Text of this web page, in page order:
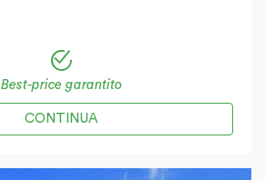
Best-price garantito
CONTINUA